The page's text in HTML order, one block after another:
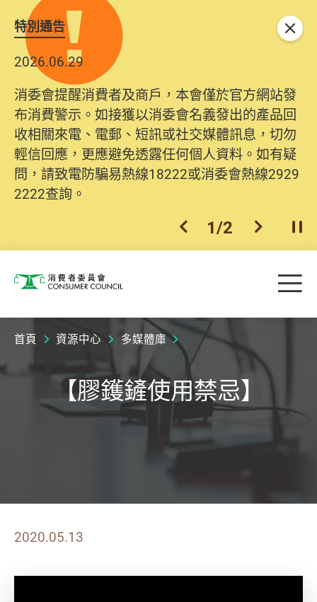
特別通告
2026.06.29
消委會提醒消費者及商戶，本會僅於官方網站發
布消費警示。如接獲以消委會名義發出的產品回
收相關來電、電郵、短訊或社交媒體訊息，切勿
輕信回應，更應避免透露任何個人資料。如有疑
問，請致電防騙易熱線18222或消委會熱線2929
2222查詢。
上一個
1/2 下一個開
關閉
消費者委員會 目
首頁 資源中心 多媒體庫
【膠鑊鏟使用禁忌】
2020.05.13